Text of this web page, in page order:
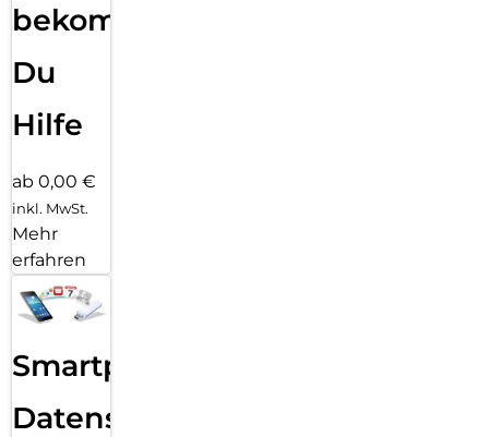
bekommst
Du
Hilfe
ab 0,00 €
inkl. MwSt.
Mehr
erfahren
Smartphone
Datensicherung